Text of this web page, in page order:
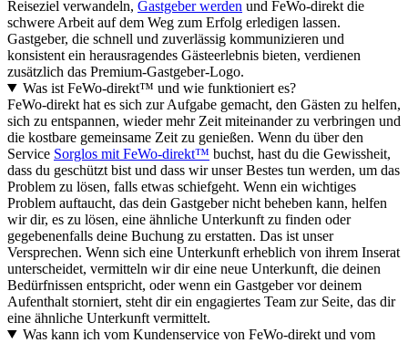
Reiseziel verwandeln, Gastgeber werden und FeWo-direkt die
schwere Arbeit auf dem Weg zum Erfolg erledigen lassen.
Gastgeber, die schnell und zuverlässig kommunizieren und
konsistent ein herausragendes Gästeerlebnis bieten, verdienen
zusätzlich das Premium-Gastgeber-Logo.
Was ist FeWo-direkt™ und wie funktioniert es?
FeWo-direkt hat es sich zur Aufgabe gemacht, den Gästen zu helfen,
sich zu entspannen, wieder mehr Zeit miteinander zu verbringen und
die kostbare gemeinsame Zeit zu genießen. Wenn du über den
Service Sorglos mit FeWo-direkt™ buchst, hast du die Gewissheit,
dass du geschützt bist und dass wir unser Bestes tun werden, um das
Problem zu lösen, falls etwas schiefgeht. Wenn ein wichtiges
Problem auftaucht, das dein Gastgeber nicht beheben kann, helfen
wir dir, es zu lösen, eine ähnliche Unterkunft zu finden oder
gegebenenfalls deine Buchung zu erstatten. Das ist unser
Versprechen. Wenn sich eine Unterkunft erheblich von ihrem Inserat
unterscheidet, vermitteln wir dir eine neue Unterkunft, die deinen
Bedürfnissen entspricht, oder wenn ein Gastgeber vor deinem
Aufenthalt storniert, steht dir ein engagiertes Team zur Seite, das dir
eine ähnliche Unterkunft vermittelt.
Was kann ich vom Kundenservice von FeWo-direkt und vom